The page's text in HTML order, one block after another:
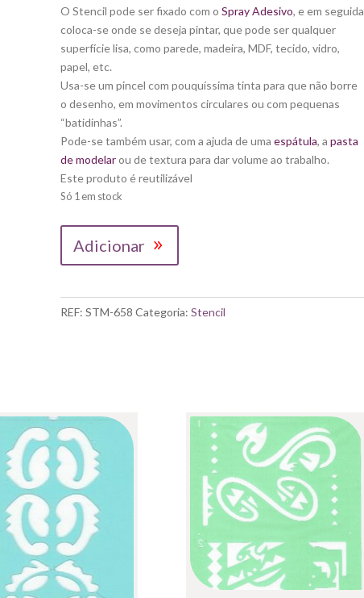
O Stencil pode ser fixado com oSpray Adesivo, e em seguida
coloca-se onde se deseja pintar, que pode ser qualquer
superfície lisa, como parede, madeira, MDF, tecido, vidro,
papel, etc.
Usa-se um pincel com pouquíssima tinta para que não borre
o desenho, em movimentos circulares ou com pequenas
“batidinhas”.
Pode-se também usar, com a ajuda de umaespátula, apasta
de modelarou de textura para dar volume ao trabalho.
Este produto é reutilizável
Só 1 em stock
|
Adicionar
REF:STM-658 Categoria:Stencil